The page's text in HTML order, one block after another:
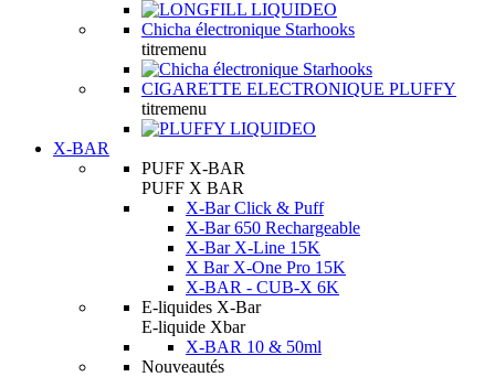
Chicha électronique Starhooks
titremenu
CIGARETTE ELECTRONIQUE PLUFFY
titremenu
X-BAR
PUFF X-BAR
PUFF X BAR
X-Bar Click & Puff
X-Bar 650 Rechargeable
X-Bar X-Line 15K
X Bar X-One Pro 15K
X-BAR - CUB-X 6K
E-liquides X-Bar
E-liquide Xbar
X-BAR 10 & 50ml
Nouveautés